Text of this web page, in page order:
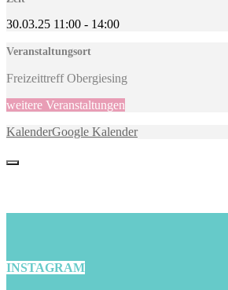
30.03.25 11:00 - 14:00
Veranstaltungsort
Freizeittreff Obergiesing
weitere Veranstaltungen
KalenderGoogle Kalender
INSTAGRAM